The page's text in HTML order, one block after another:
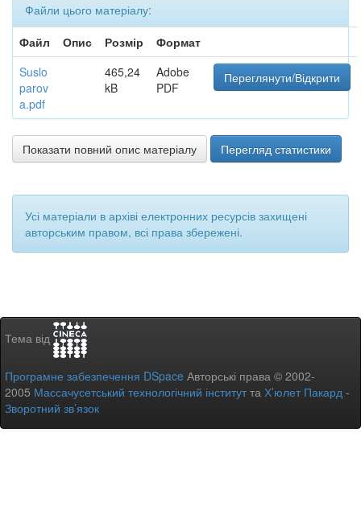
Файли цього матеріалу:
Файл
Опис Розмір
Формат
Suslo
parov
a.pdf
465,24
kB
Adobe
PDF
Переглянути/Відкрити
Показати повний опис матеріалу Перегляд статистики
Усі матеріали в архіві електронних ресурсів захищені
авторським правом, всі права збережені.
Тема від
Програмне забезпечення DSpace Авторські права © 2002-
2005 Массачусетський технологічний інститутта Х’юлет Пакард -
Зворотний зв’язок